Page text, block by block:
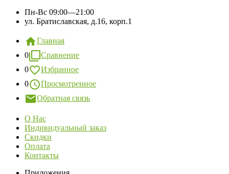
Пн-Вс 09:00—21:00
ул. Братиславская, д.16, корп.1
Главная
0
Сравнение
0
Избранное
0
Просмотренное
Обратная связь
О Нас
Индивидуальный заказ
Скидки
Оплата
Контакты